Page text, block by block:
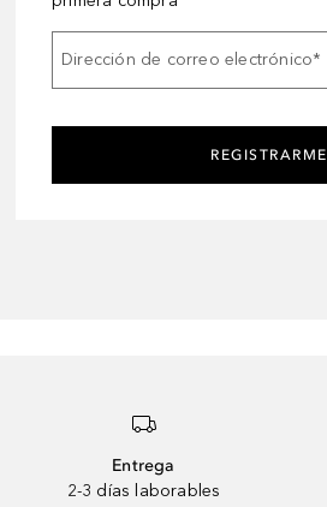
Dirección de correo electrónico*
REGISTRARME
Entrega
2-3 días laborables